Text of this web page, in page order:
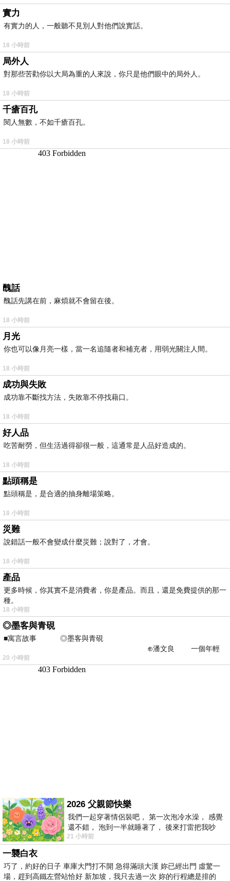
實力
有實力的人，一般聽不見別人對他們說實話。
18 小時前
局外人
對那些苦勸你以大局為重的人來說，你只是他們眼中的局外人。
18 小時前
千瘡百孔
閱人無數，不如千瘡百孔。
18 小時前
醜話
醜話先講在前，麻煩就不會留在後。
18 小時前
月光
你也可以像月亮一樣，當一名追隨者和補充者，用弱光關注人間。
18 小時前
成功與失敗
成功靠不斷找方法，失敗靠不停找藉口。
18 小時前
好人品
吃苦耐勞，但生活過得卻很一般，這通常是人品好造成的。
18 小時前
點頭稱是
點頭稱是，是合適的抽身離場策略。
18 小時前
災難
說錯話一般不會變成什麼災難；說對了，才會。
18 小時前
產品
更多時候，你其實不是消費者，你是產品。而且，還是免費提供的那一
種。
18 小時前
◎墨客與青硯
■寓言故事 ◎墨客與青硯
⊕潘文良 一個年輕
的墨客，在京城的古玩肆裡
20 小時前
2026 父親節快樂
我們一起穿著情侶裝吧， 第一次泡冷水澡， 感覺
還不錯， 泡到一半就睡著了， 後來打雷把我吵
醒， 手
21 小時前
一襲白衣
巧了，約好的日子 車庫大門打不開 急得滿頭大漢 妳已經出門 虛驚一
場，趕到高鐵左營站恰好 新加坡，我只去過一次 妳的行程總是排的